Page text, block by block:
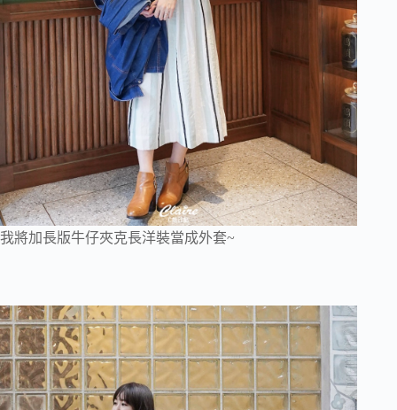
我將加長版牛仔夾克長洋裝當成外套~